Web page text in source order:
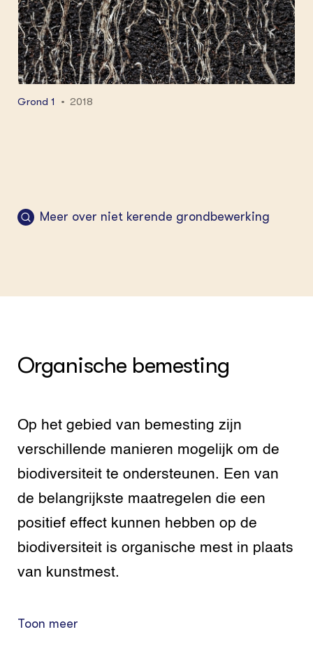
Grond 1 2018
Meer over niet kerende grondbewerking
Organische bemesting
Op het gebied van bemesting zijn
verschillende manieren mogelijk om de
biodiversiteit te ondersteunen. Een van
de belangrijkste maatregelen die een
positief effect kunnen hebben op de
biodiversiteit is organische mest in plaats
van kunstmest.
Toon meer